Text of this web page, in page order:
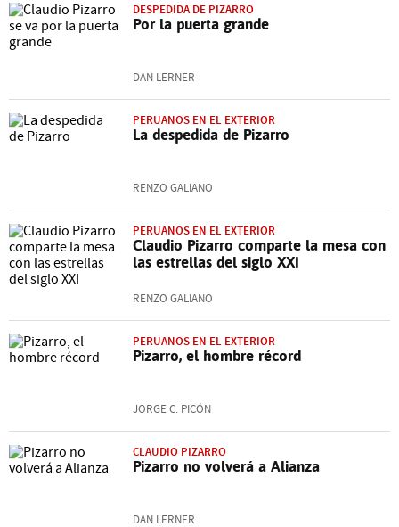
DESPEDIDA DE PIZARRO
Por la puerta grande
DAN LERNER
PERUANOS EN EL EXTERIOR
La despedida de Pizarro
RENZO GALIANO
PERUANOS EN EL EXTERIOR
Claudio Pizarro comparte la mesa con
las estrellas del siglo XXI
RENZO GALIANO
PERUANOS EN EL EXTERIOR
Pizarro, el hombre récord
JORGE C. PICÓN
CLAUDIO PIZARRO
Pizarro no volverá a Alianza
DAN LERNER